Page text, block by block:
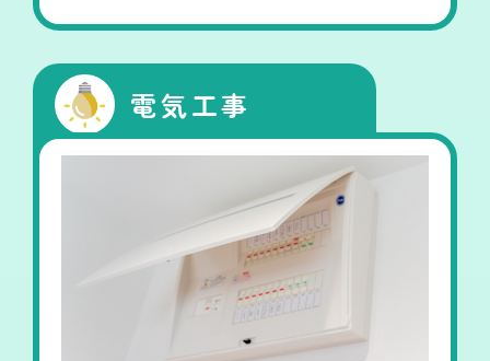
電気工事